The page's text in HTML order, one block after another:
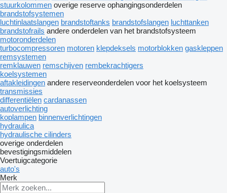
stuurkolommen overige reserve ophangingsonderdelen
brandstofsystemen
luchtinlaatslangen brandstoftanks brandstofslangen luchttanken
brandstofrails andere onderdelen van het brandstofsysteem
motoronderdelen
turbocompressoren motoren klepdeksels motorblokken gaskleppen
remsystemen
remklauwen remschijven rembekrachtigers
koelsystemen
aftakleidingen andere reserveonderdelen voor het koelsysteem
transmissies
differentiëlen cardanassen
autoverlichting
koplampen binnenverlichtingen
hydraulica
hydraulische cilinders
overige onderdelen
bevestigingsmiddelen
Voertuigcategorie
auto's
Merk